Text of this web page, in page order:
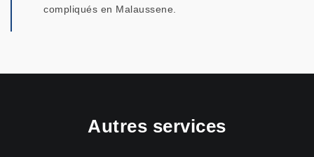
compliqués en Malaussene.
Autres services